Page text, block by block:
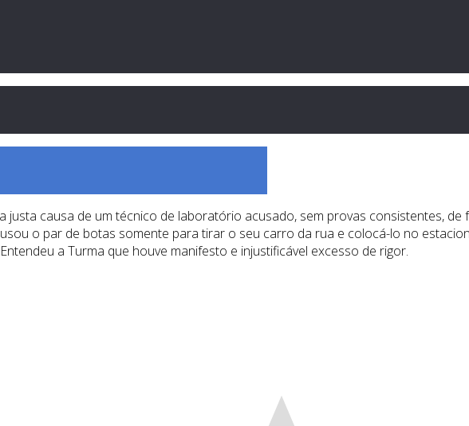
justa causa de um técnico de laboratório acusado, sem provas consistentes,
o par de botas somente para tirar o seu carro da rua e colocá-lo no
a Turma que houve manifesto e injustificável excesso de rigor.